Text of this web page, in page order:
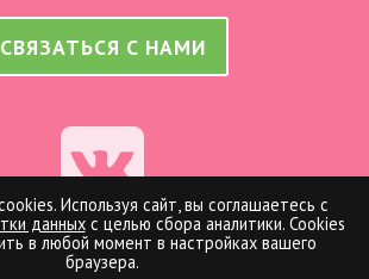
СВЯЗАТЬСЯ С НАМИ
на оказание рекламных услуг
Используя сайт, вы соглашаетесь с
данныхс целью сбора аналитики. Cookies
в любой момент в настройках вашего
браузера.